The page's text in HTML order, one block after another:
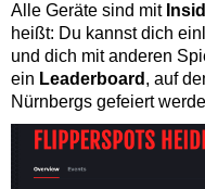
Alle Geräte sind mit
heißt: Du kannst dich
und dich mit anderen
ein Leaderboard , auf
Nürnbergs gefeiert